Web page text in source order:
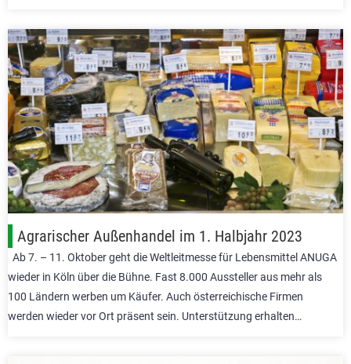
Agrarischer Außenhandel im 1. Halbjahr 2023
Ab 7. – 11. Oktober geht die Weltleitmesse für Lebensmittel ANUGA
wieder in Köln über die Bühne. Fast 8.000 Aussteller aus mehr als
100 Ländern werben um Käufer. Auch österreichische Firmen
werden wieder vor Ort präsent sein. Unterstützung erhalten…